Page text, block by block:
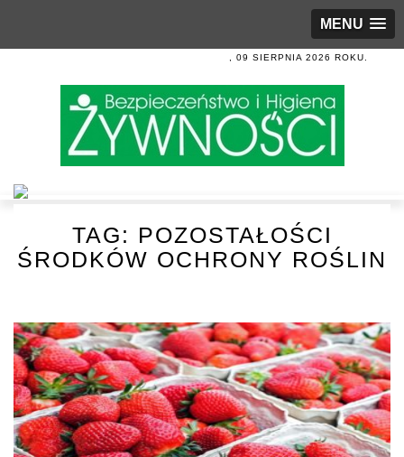
MENU
, 09 SIERPNIA 2026 ROKU.
TAG: POZOSTAŁOŚCI
ŚRODKÓW OCHRONY ROŚLIN